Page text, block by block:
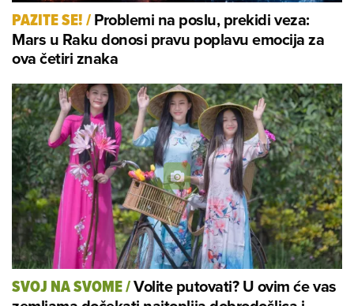
PAZITE SE!/Problemi na poslu, prekidi veza:
Mars u Raku donosi pravu poplavu emocija za
ova četiri znaka
SVOJ NA SVOME/Volite putovati? U ovim će vas